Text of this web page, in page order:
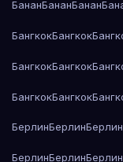
БананБананБанан
БангкокБангкок
БангкокБангкок
БангкокБангкок
БерлинБерлинБерлин
БерлинБерлинБерлин